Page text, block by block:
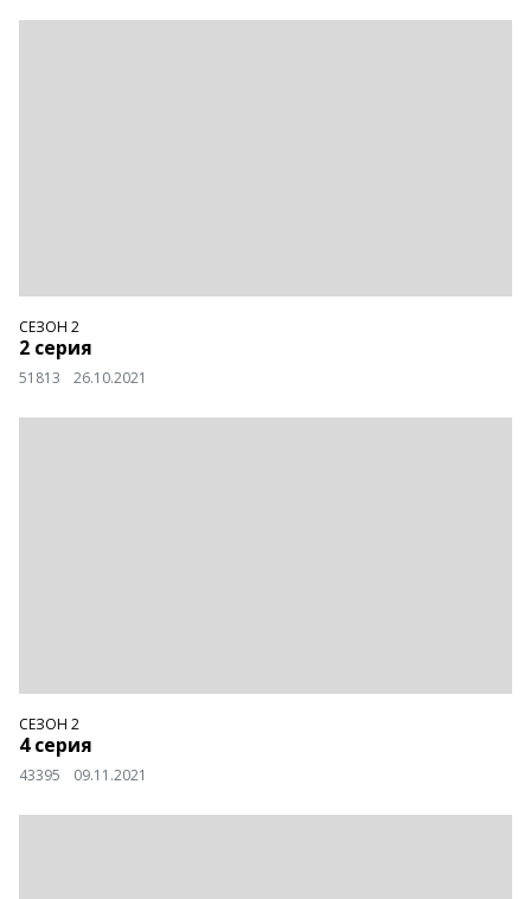
СЕЗОН 2
2 серия
51813 26.10.2021
СЕЗОН 2
4 серия
43395 09.11.2021